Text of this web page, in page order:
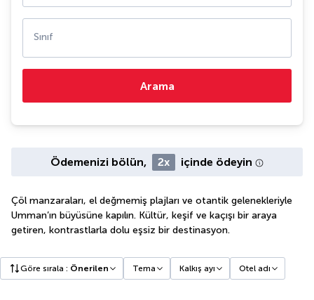
Sınıf
Arama
Ödemenizi bölün, 2x içinde ödeyin
Çöl manzaraları, el değmemiş plajları ve otantik gelenekleriyle
Umman’ın büyüsüne kapılın. Kültür, keşif ve kaçışı bir araya
getiren, kontrastlarla dolu eşsiz bir destinasyon.
Göre sırala : Önerilen Tema Kalkış ayı Otel adı